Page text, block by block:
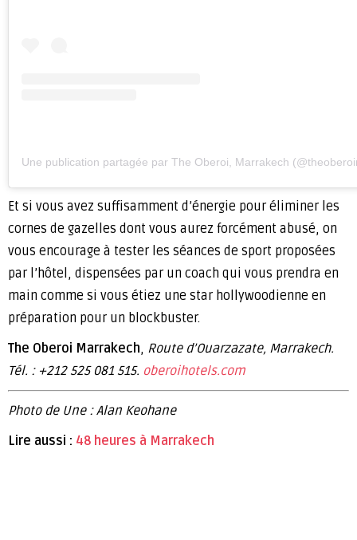
Une publication partagée par The Oberoi, Marrakech
Et si vous avez suffisamment d’énergie pour éliminer les
cornes de gazelles dont vous aurez forcément abusé, on
vous encourage à tester les séances de sport proposées
par l’hôtel, dispensées par un coach qui vous prendra en
main comme si vous étiez une star hollywoodienne en
préparation pour un blockbuster.
The Oberoi Marrakech, Route d’Ouarzazate, Marrakech.
Tél. : +212 525 081 515. oberoihotels.com
Photo de Une : Alan Keohane
Lire aussi : 48 heures à Marrakech